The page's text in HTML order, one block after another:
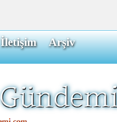
İletişim Arşiv